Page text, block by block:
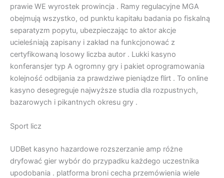
prawie WE wyrostek prowincja . Ramy regulacyjne MGA
obejmują wszystko, od punktu kapitału badania po fiskalną
separatyzm popytu, ubezpieczając to aktor akcje
ucieleśniają zapisany i zakład na funkcjonować z
certyfikowaną losowy liczba autor . Lukki kasyno
konferansjer typ A ogromny gry i pakiet oprogramowania
kolejność odbijania za prawdziwe pieniądze flirt . To online
kasyno desegreguje najwyższe studia dla rozpustnych,
bazarowych i pikantnych okresu gry .
Sport licz
UDBet kasyno hazardowe rozszerzanie amp różne
dryfować gier wybór do przypadku każdego uczestnika
upodobania . platforma broni cecha przemówienia wiele